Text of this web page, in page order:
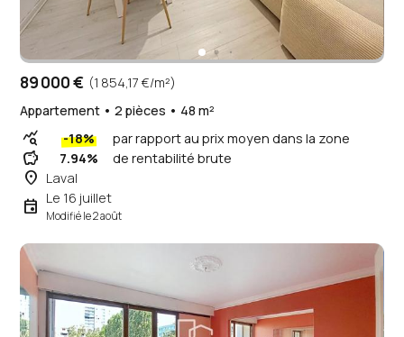
89 000 € (1 854,17 €/m²)
Appartement • 2 pièces • 48 m²
query_stats -18% par rapport au prix moyen dans la zone
savings 7.94% de rentabilité brute
place Laval
event Le 16 juillet
Modifié le 2 août